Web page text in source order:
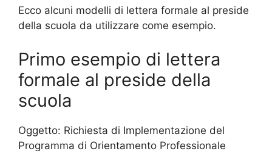
Ecco alcuni modelli di lettera formale al preside
della scuola da utilizzare come esempio.
Primo esempio di lettera
formale al preside della
scuola
Oggetto: Richiesta di Implementazione del
Programma di Orientamento Professionale